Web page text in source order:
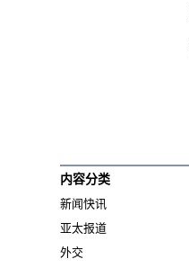
内容分类
新闻快讯
亚太报道
外交